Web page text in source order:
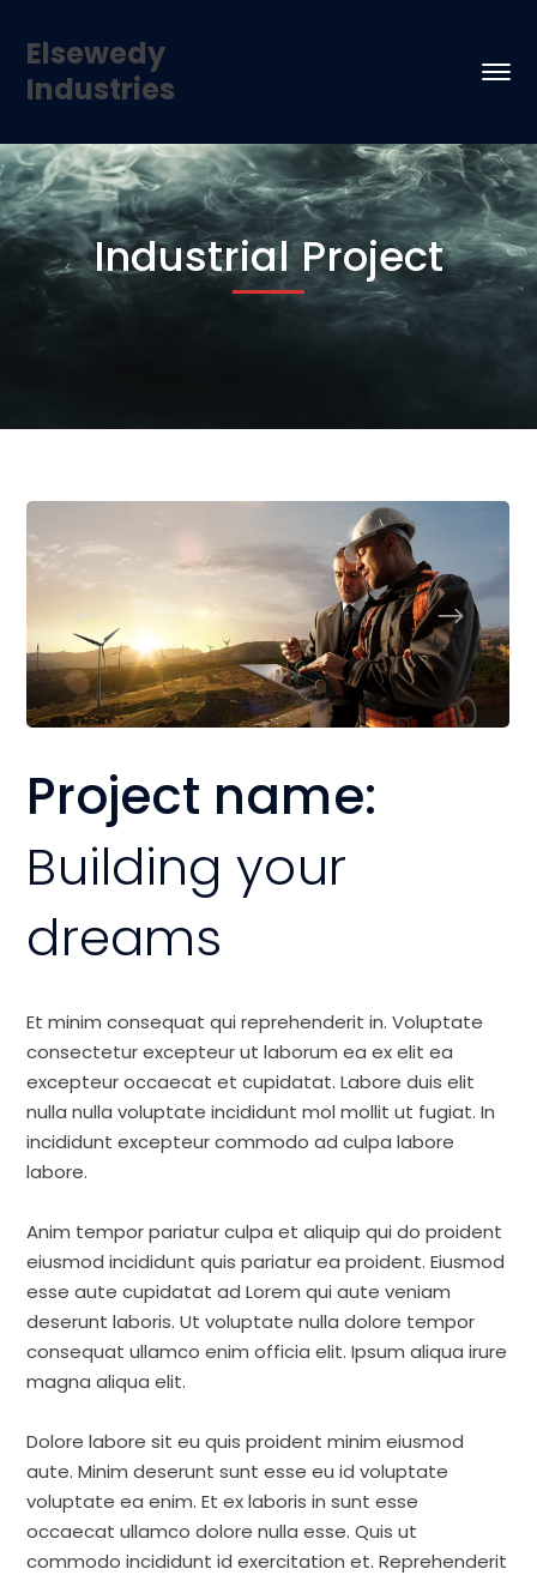
Elsewedy
Industries
Industrial Project
Project name:
Building your
dreams
Et minim consequat qui reprehenderit in. Voluptate
consectetur excepteur ut laborum ea ex elit ea
excepteur occaecat et cupidatat. Labore duis elit
nulla nulla voluptate incididunt mol mollit ut fugiat. In
incididunt excepteur commodo ad culpa labore
labore.
Anim tempor pariatur culpa et aliquip qui do proident
eiusmod incididunt quis pariatur ea proident. Eiusmod
esse aute cupidatat ad Lorem qui aute veniam
deserunt laboris. Ut voluptate nulla dolore tempor
consequat ullamco enim officia elit. Ipsum aliqua irure
magna aliqua elit.
Dolore labore sit eu quis proident minim eiusmod
aute. Minim deserunt sunt esse eu id voluptate
voluptate ea enim. Et ex laboris in sunt esse
occaecat ullamco dolore nulla esse. Quis ut
commodo incididunt id exercitation et. Reprehenderit